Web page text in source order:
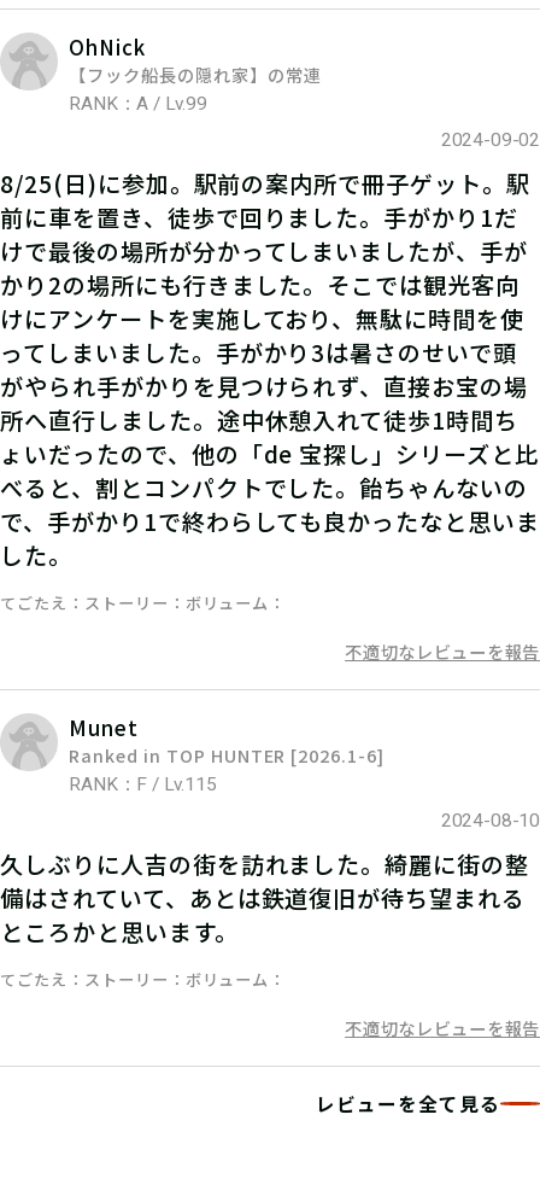
04ハンターポイントをゲット
しよう！
ハンターズヴィレッジで発見報告を行
い、ポイントを獲得しよう！
OhNick
【フック船長の隠れ家】の常連
RANK：A / Lv.99
2024-09-02
8/25(日)に参加。駅前の案内所で冊子ゲット。駅
前に車を置き、徒歩で回りました。手がかり1だ
けで最後の場所が分かってしまいましたが、手が
かり2の場所にも行きました。そこでは観光客向
けにアンケートを実施しており、無駄に時間を使
ってしまいました。手がかり3は暑さのせいで頭
がやられ手がかりを見つけられず、直接お宝の場
所へ直行しました。途中休憩入れて徒歩1時間ち
ょいだったので、他の「de 宝探し」シリーズと比
べると、割とコンパクトでした。飴ちゃんないの
で、手がかり1で終わらしても良かったなと思いま
した。
てごたえ ストーリー ボリューム
不適切なレビューを報告
Munet
Ranked in TOP HUNTER [2026.1-6]
RANK：F / Lv.115
2024-08-10
久しぶりに人吉の街を訪れました。綺麗に街の整
備はされていて、あとは鉄道復旧が待ち望まれる
ところかと思います。
てごたえ ストーリー ボリューム
不適切なレビューを報告
レビューを全て見る